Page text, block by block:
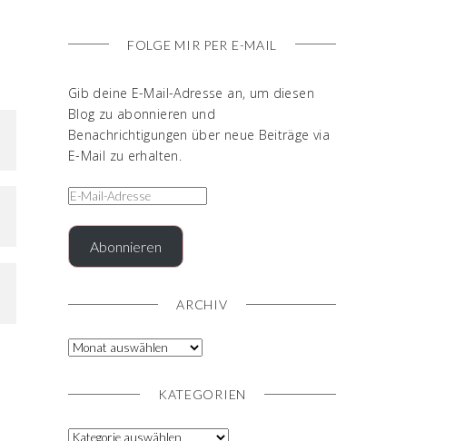
FOLGE MIR PER E-MAIL
Gib deine E-Mail-Adresse an, um diesen
Blog zu abonnieren und
Benachrichtigungen über neue Beiträge via
E-Mail zu erhalten.
Abonnieren
ARCHIV
KATEGORIEN